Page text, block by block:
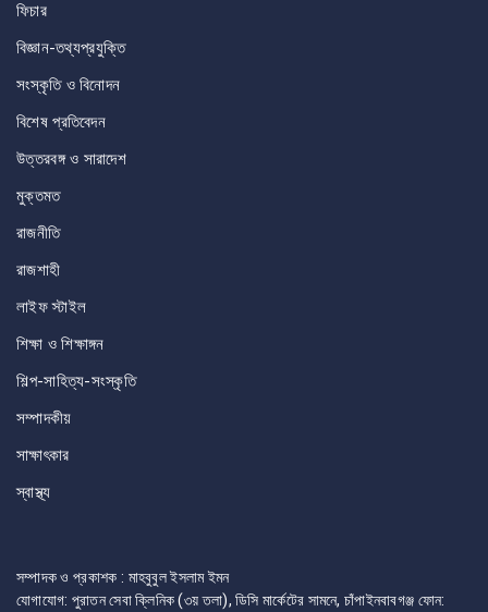
ফিচার
বিজ্ঞান-তথ্যপ্রযুক্তি
সংস্কৃতি ও বিনোদন
বিশেষ প্রতিবেদন
উত্তরবঙ্গ ও সারাদেশ
মুক্তমত
রাজনীতি
রাজশাহী
লাইফ স্টাইল
শিক্ষা ও শিক্ষাঙ্গন
শিল্প-সাহিত্য-সংস্কৃতি
সম্পাদকীয়
সাক্ষাৎকার
স্বাস্থ্য
সম্পাদক ও প্রকাশক : মাহবুবুল ইসলাম ইমন
যোগাযোগ: পুরাতন সেবা ক্লিনিক (৩য় তলা), ডিসি মার্কেটের সামনে, চাঁপাইনবাবগঞ্জ ফোন: